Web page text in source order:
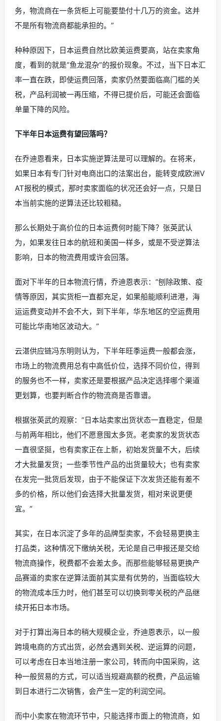
务，物流商在一条货柜上可能要垫付十几万的资金。这并
不是所有物流商都能承担的。”
种种原因下，日本运费自然比欧美运费要高，站在卖家角
度，看到的就是“鱼龙混杂”的报价现象。不过，当下日本汇
率一直在跌，即使运费回落，卖家仍然要面临高门槛的关
税，产品利润被一再压缩，不得已提价后，可能还会面临
单量下降的风险。
下半年日本运费有望回落吗？
在乔迪恩看来，日本实施逆算法是可以理解的。 在将来，
如果日本有专门针对电商出口的法案出台，能转变成欧洲V
AT报税的模式，那时卖家面临的状况还会好一点，只是日
本当前实施的逆算法还比较粗糙。
那么长期处于高价位的日本运费何时能下降？张英武认
为，如果发往日本的航班和美国一样多，或是不受逆算法
影响，日本的物流费用或许会回落。
面对下半年的日本物流行情，乔迪恩表示：“刨除政策、疫
情等原因，其实货柜一直都充足，如果船能顺利进港，海
运运费变动并不会不大，到下半年，华东地区的空运费用
可能比华南地区波动大。”
云湛供应链冯东明则认为，下半年旺季运费一般都会涨，
市场上的物流费用总有中高低价位，选择不同价位，得到
的服务也不一样，卖家还是要根据产品决定选择哪个渠道
更划算，也要判断合作的物流商是否靠谱。
根据张英武的观察：“日本站卖家出货状态一直稳定，但是
与前两年相比，他们不愿意囤太多货。老卖家的发货状态
一直很坚挺，也有卖家正在上新，初始发货量不大，后续
才大批量发货；一些季节性产品的出货量较大；也有卖家
在发完一批货后发现，由于不能保证下次发货还能有差不
多的价格，所以他们会选择大批量发货，相对来说更便
宜。”
其实，在日本沉淀了多年的品牌型卖家，不会轻易更换主
打品类，这种情况下缴纳关税，无论是自己申报还是交给
物流商操作，税费都不会差太多。而那些能够轻易更换产
品赛道的卖家在逆算法面前其实是有优势的，当面临较大
的物流成本压力时，他们甚至可以切换到零关税的产品继
续开拓日本市场。
对于打算出海日本的稍大规模企业，乔迪恩表示，以一般
跨境电商的方式出货，必然会遇到关税、逆运算的问题，
可以考虑在日本当地注册一家公司，转而向中国采购，这
种一般贸易的方式，可以适当规避高额的税费，产品运输
到日本进行二次销售，会产生一定的利润空间。
而中小卖家在物流环节中，只能选择市面上的物流商，如